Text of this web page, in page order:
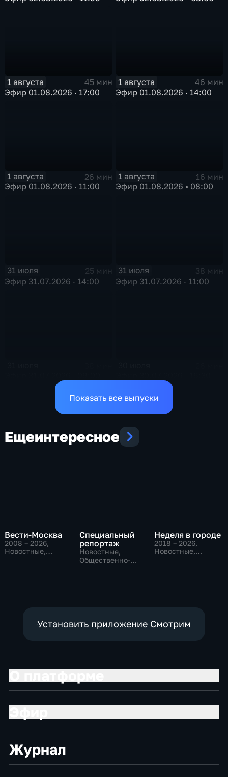
1 августа
45 мин
Эфир 01.08.2026 · 17:00
1 августа
46 мин
Эфир 01.08.2026 · 14:00
1 августа
26 мин
Эфир 01.08.2026 · 11:00
1 августа
16 мин
Эфир 01.08.2026 • 08:00
31 июля
25 мин
Эфир 31.07.2026 · 14:00
31 июля
38 мин
Эфир 31.07.2026 · 11:00
Показать все выпуски
Ещеинтересное
Вести-Москва
2008 – 2026,
Новостные,
Специальный
репортаж
Новостные,
Общественно-
Неделя в городе
2018 – 2026,
Новостные,
Установить приложение Смотрим
Журнал